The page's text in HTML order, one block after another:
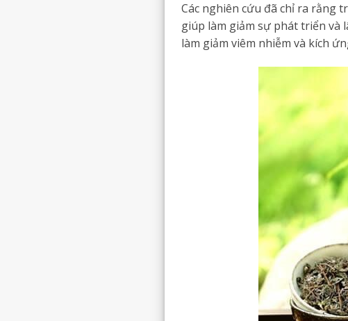
Các nghiên cứu đã chỉ ra rằng
giúp làm giảm sự phát triển và
làm giảm viêm nhiễm và kích